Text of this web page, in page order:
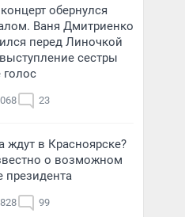
обернулся
Ваня Дмитриенко
перед Линочкой
сестры
голос
23
ждут в Красноярске?
о возможном
президента
99